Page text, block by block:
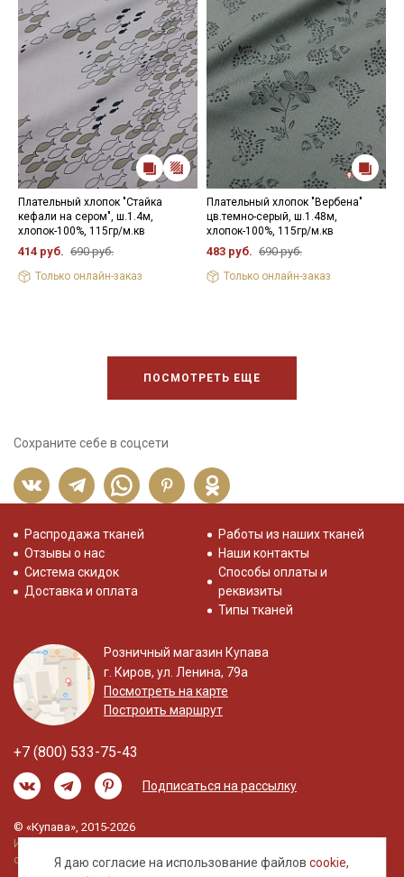
Плательный хлопок "Стайка
кефали на сером", ш.1.4м,
хлопок-100%, 115гр/м.кв
414 руб. 690 руб.
Только онлайн-заказ
Плательный хлопок "Вербена"
цв.темно-серый, ш.1.48м,
хлопок-100%, 115гр/м.кв
483 руб. 690 руб.
Только онлайн-заказ
ПОСМОТРЕТЬ ЕЩЕ
Сохраните себе в соцсети
Я даю согласие на использование файловcookie,
Распродажа тканей
Отзывы о нас
Система скидок
Доставка и оплата
Работы из наших тканей
Наши контакты
Способы оплаты и
реквизиты
Типы тканей
Розничный магазин Купава
г. Киров, ул. Ленина, 79а
Посмотреть на карте
Построить маршрут
+7 (800) 533-75-43
Подписаться на рассылку
© «Купава», 2015-2026
Информация на сайте не является публичной
офертой.